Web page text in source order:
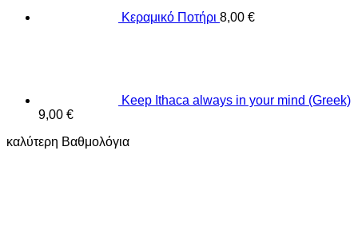
Κεραμικό Ποτήρι 8,00 €
Keep Ithaca always in your mind (Greek)
9,00 €
καλύτερη Βαθμολόγια